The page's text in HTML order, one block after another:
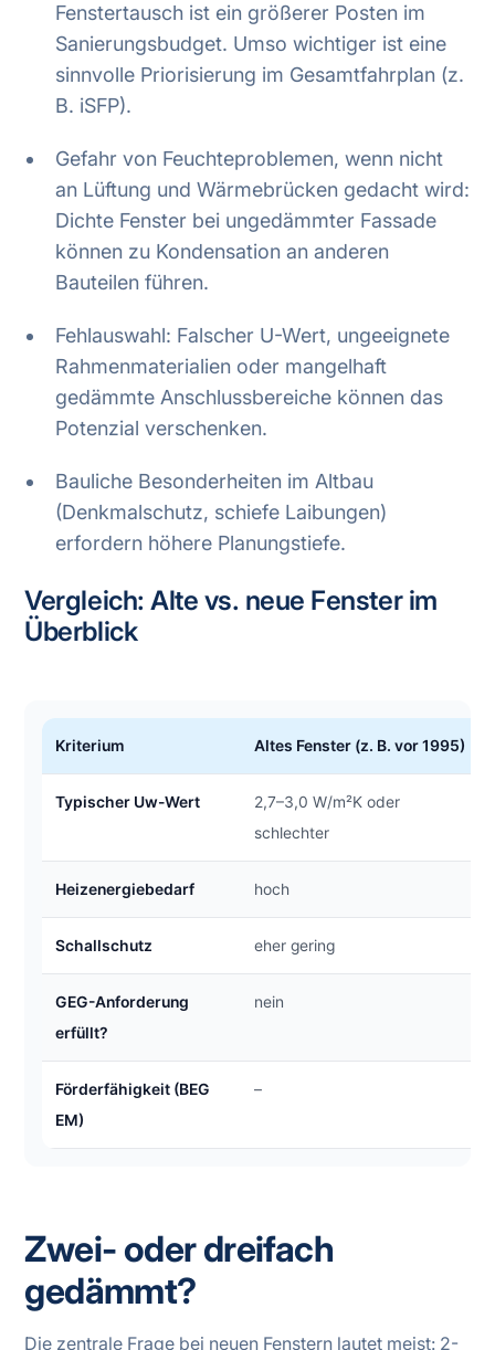
Fenstertausch ist ein größerer Posten im
Sanierungsbudget. Umso wichtiger ist eine
sinnvolle Priorisierung im Gesamtfahrplan (z.
B. iSFP).
Gefahr von Feuchteproblemen, wenn nicht
an Lüftung und Wärmebrücken gedacht wird:
Dichte Fenster bei ungedämmter Fassade
können zu Kondensation an anderen
Bauteilen führen.
Fehlauswahl: Falscher U-Wert, ungeeignete
Rahmenmaterialien oder mangelhaft
gedämmte Anschlussbereiche können das
Potenzial verschenken.
Bauliche Besonderheiten im Altbau
(Denkmalschutz, schiefe Laibungen)
erfordern höhere Planungstiefe.
Vergleich: Alte vs. neue Fenster im
Überblick
Kriterium Altes Fenster (z. B. vor 1995)
Typischer Uw-Wert
2,7–3,0 W/m²K oder
schlechter
Heizenergiebedarf hoch
Schallschutz eher gering
GEG-Anforderung
erfüllt?
nein
Förderfähigkeit (BEG
EM)
–
Zwei- oder dreifach
gedämmt?
Die zentrale Frage bei neuen Fenstern lautet meist: 2-